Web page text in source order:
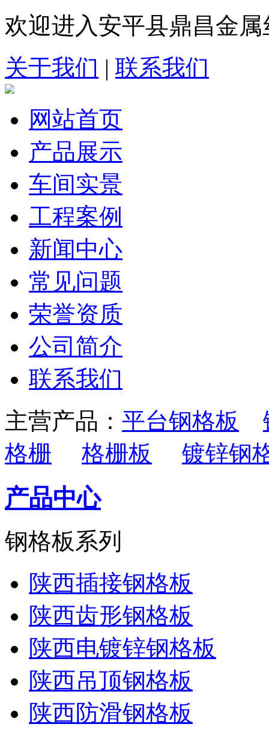
欢迎进入安平县鼎昌金
关于我们 | 联系我们
网站首页
产品展示
车间实景
工程案例
新闻中心
常见问题
荣誉资质
公司简介
联系我们
主营产品： 平台钢格板
格栅
格栅板 镀锌钢
产品中心
钢格板系列
陕西插接钢格板
陕西齿形钢格板
陕西电镀锌钢格板
陕西吊顶钢格板
陕西防滑钢格板